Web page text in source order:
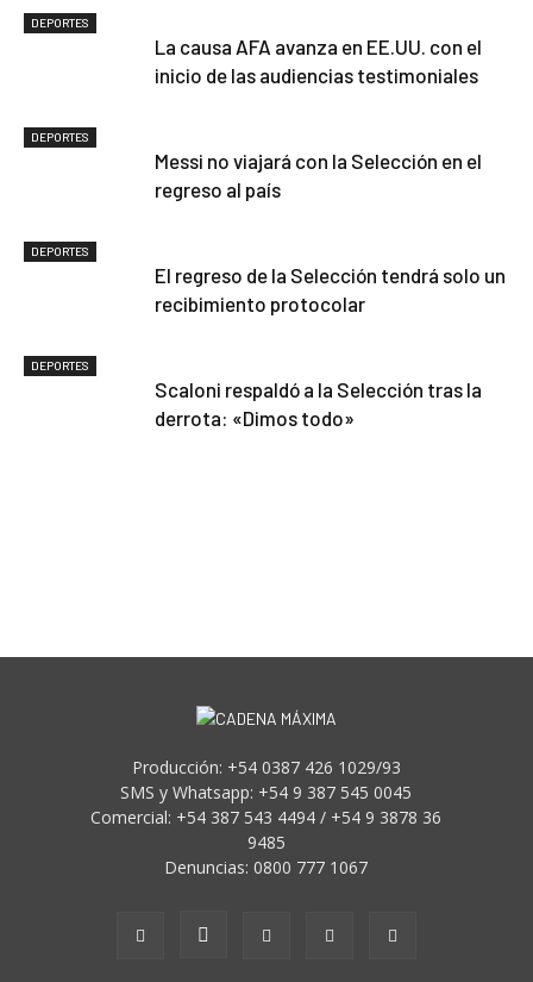
DEPORTES
La causa AFA avanza en EE.UU. con el
inicio de las audiencias testimoniales
DEPORTES
Messi no viajará con la Selección en el
regreso al país
DEPORTES
El regreso de la Selección tendrá solo un
recibimiento protocolar
DEPORTES
Scaloni respaldó a la Selección tras la
derrota: «Dimos todo»
Producción: +54 0387 426 1029/93
SMS y Whatsapp: +54 9 387 545 0045
Comercial: +54 387 543 4494 / +54 9 3878 36
9485
Denuncias: 0800 777 1067